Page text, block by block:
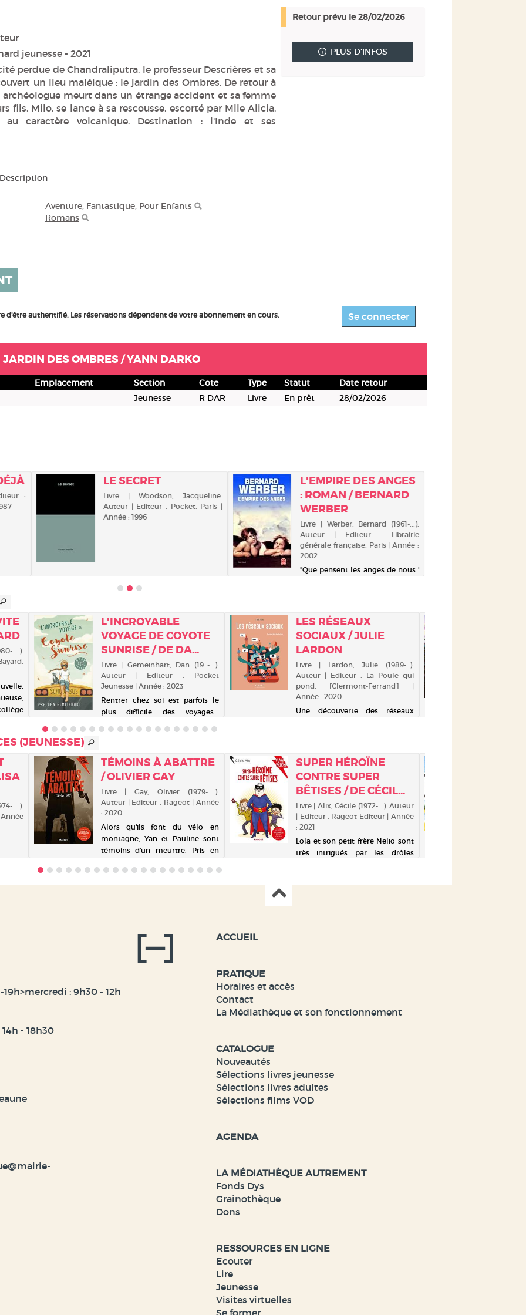
jeunesse - 2021
perdue de Chandraliputra, le professeur Descrières et sa
un lieu maléique : le jardin des Ombres. De retour à
archéologue meurt dans un étrange accident et sa femme
fils, Milo, se lance à sa rescousse, escorté par Mlle Alicia,
au caractère volcanique. Destination : l'Inde et ses
Description
Aventure, Fantastique, Pour Enfants
Romans
(Nouvelle
fenêtre)
par
mail
Retour prévu le 28/02/2026
PLUS D'INFOS
d'être authentifié. Les réservations dépendent de votre abonnement en cours. Se connecter
DES OMBRES / YANN DARKO
Emplacement Section Cote Type Statut
Date retour
Jeunesse R DAR Livre En prêt 28/02/2026
LE SECRET
Livre | Woodson, Jacqueline.
Auteur | Editeur : Pocket. Paris |
Année : 1996
L'EMPIRE DES ANGES
: ROMAN / BERNARD
WERBER
Livre | Werber, Bernard (1961-...).
Auteur | Editeur : Librairie
générale française. Paris | Année :
2002
"Que pensent les anges de nous '
accident d'avion) a passé avec
succès l'épreuve de la 'pesée des
âmes', il a accédé au royaume
des anges. Le ...
:
....).
L'INCROYABLE
VOYAGE DE COYOTE
SUNRISE / DE DA...
Livre | Gemeinhart, Dan (19..-...).
Auteur | Editeur : Pocket
Jeunesse | Année : 2023
Rentrer chez soi est parfois le
plus difficile des voyages...
les États-Unis au gré de leurs
envies, embarquant parfois
quelques autostop...
LES RÉSEAUX
SOCIAUX / JULIE
LARDON
Livre | Lardon, Julie (1989-..).
Auteur | Editeur : La Poule qui
pond. [Clermont-Ferrand] |
Année : 2020
Une découverte des réseaux
réflexions sur les pratiques
création d'Arpanet et d'Internet,
les principes du web participat...
(JEUNESSE)
....).
TÉMOINS À ABATTRE
/ OLIVIER GAY
Livre | Gay, Olivier (1979-....).
Auteur | Editeur : Rageot | Année
: 2020
Alors qu'ils font du vélo en
montagne, Yan et Pauline sont
témoins d'un meurtre. Pris en
parviennent de justesse à
s'échapper. Les preuves qu'ils ont
SUPER HÉROÏNE
CONTRE SUPER
BÊTISES / DE CÉCIL...
Livre | Alix, Cécile (1972-...). Auteur
| Editeur : Rageot Editeur | Année
: 2021
Lola et son petit frère Nelio sont
très intrigués par les drôles
: 9h30 - 12h
- 18h30
ACCUEIL
PRATIQUE
Horaires et accès
Contact
La Médiathèque et son fonctionnement
CATALOGUE
Nouveautés
Sélections livres jeunesse
Sélections livres adultes
Sélections films VOD
AGENDA
LA MÉDIATHÈQUE AUTREMENT
Fonds Dys
Grainothèque
Dons
RESSOURCES EN LIGNE
Ecouter
Lire
Jeunesse
Visites virtuelles